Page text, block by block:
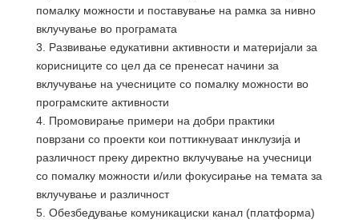
помалку можности и поставување на рамка за нивно
вклучување во програмата
3. Развивање едукативни активности и материјали за
корисниците со цел да се пренесат начини за
вклучување на учесниците со помалку можности во
програмските активности
4. Промовирање примери на добри практики
поврзани со проекти кои поттикнуваат инклузија и
различност преку директно вклучување на учесници
со помалку можности и/или фокусирање на темата за
вклучување и различност
5. Обезбедување комуникациски канал (платформа)